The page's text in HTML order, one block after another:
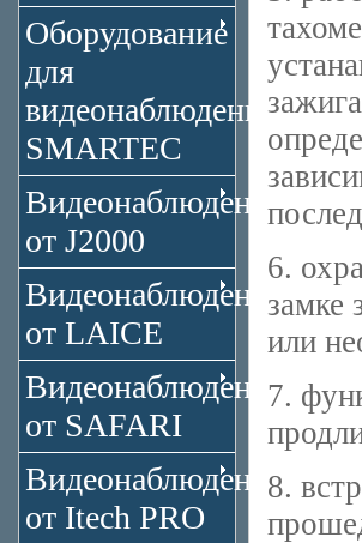
Оборудование
для
видеонаблюдения
SMARTEC
Видеонаблюдение
от J2000
Видеонаблюдение
от LAICE
Видеонаблюдение
от SAFARI
Видеонаблюдение
от Itech PRO
6.
замке
или
7.
8.